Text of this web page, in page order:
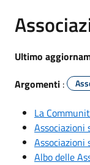
Ultimo
Argomenti :
La
Associazioni
Associazioni
Albo delle